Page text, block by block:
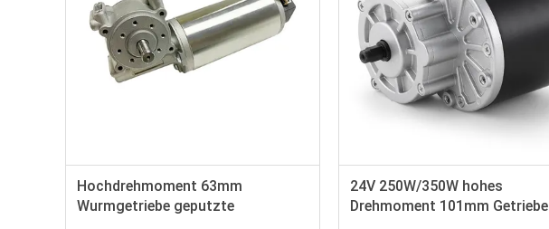
Hochdrehmoment 63mm
Wurmgetriebe geputzte
24V 250W/350W hohes
Drehmoment 101mm Getriebe